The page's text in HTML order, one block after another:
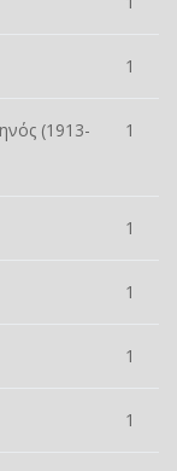
1
(1913-
1
1
1
1
1